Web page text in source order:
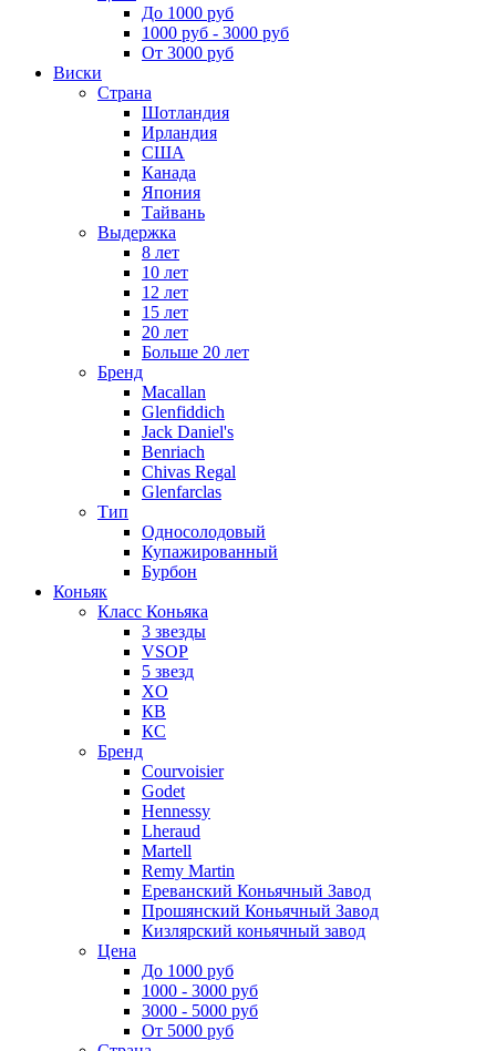
До 1000 руб
1000 руб - 3000 руб
От 3000 руб
Виски
Страна
Шотландия
Ирландия
США
Канада
Япония
Тайвань
Выдержка
8 лет
10 лет
12 лет
15 лет
20 лет
Больше 20 лет
Бренд
Macallan
Glenfiddich
Jack Daniel's
Benriach
Chivas Regal
Glenfarclas
Тип
Односолодовый
Купажированный
Бурбон
Коньяк
Класс Коньяка
3 звезды
VSOP
5 звезд
XO
КВ
КС
Бренд
Courvoisier
Godet
Hennessy
Lheraud
Martell
Remy Martin
Ереванский Коньячный Завод
Прошянский Коньячный Завод
Кизлярский коньячный завод
Цена
До 1000 руб
1000 - 3000 руб
3000 - 5000 руб
От 5000 руб